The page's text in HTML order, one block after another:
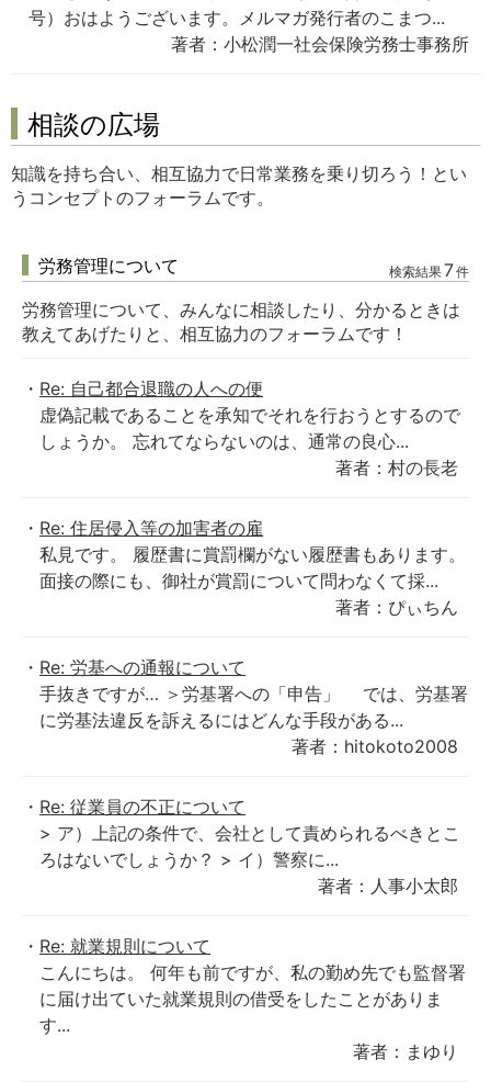
号）おはようございます。メルマガ発行者のこまつ...
著者：小松潤一社会保険労務士事務所
相談の広場
知識を持ち合い、相互協力で日常業務を乗り切ろう！とい
うコンセプトのフォーラムです。
労務管理について 検索結果7件
労務管理について、みんなに相談したり、分かるときは
教えてあげたりと、相互協力のフォーラムです！
Re: 自己都合退職の人への便
虚偽記載であることを承知でそれを行おうとするので
しょうか。 忘れてならないのは、通常の良心...
著者：村の長老
Re: 住居侵入等の加害者の雇
私見です。 履歴書に賞罰欄がない履歴書もあります。
面接の際にも、御社が賞罰について問わなくて採...
著者：ぴぃちん
Re: 労基への通報について
手抜きですが… ＞労基署への「申告」 では、労基署
に労基法違反を訴えるにはどんな手段がある...
著者：hitokoto2008
Re: 従業員の不正について
> ア）上記の条件で、会社として責められるべきとこ
ろはないでしょうか？ > イ）警察に...
著者：人事小太郎
Re: 就業規則について
こんにちは。 何年も前ですが、私の勤め先でも監督署
に届け出ていた就業規則の借受をしたことがありま
す...
著者：まゆり